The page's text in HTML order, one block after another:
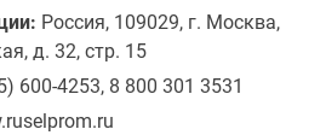
Россия, 109029, г. Москва,
д. 32, стр. 15
600-4253, 8 800 301 3531